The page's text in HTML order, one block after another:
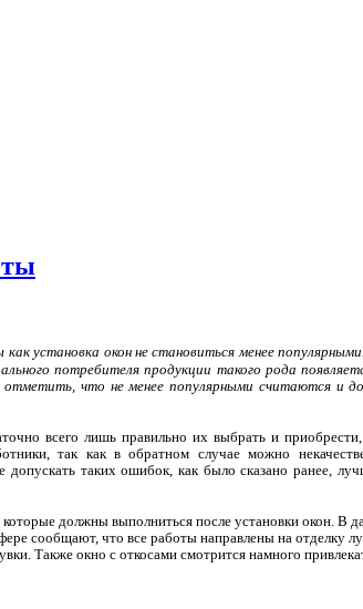
установка окон не становиться менее
потребителя продукции такого рода
отметить, что не менее популярными считаются и
всего лишь правильно их выбрать и
так как в обратном случае можно
таких ошибок, как было сказано ранее,
должны выполниться после установки окон. В
сообщают, что все работы направлены на отделку
Также окно с откосами смотрится намного